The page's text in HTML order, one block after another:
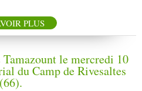
PLUS
le mercredi 10
du Camp de Rivesaltes
(66).